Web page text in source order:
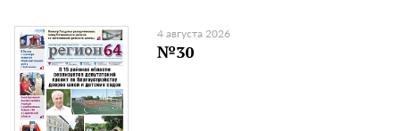
4 августа 2026
№30